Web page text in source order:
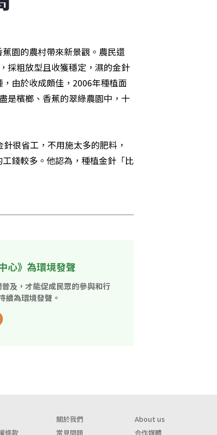
園的農村帶來新景觀。農民還
採粗放型且收獲穩定，濕的金針
由於收成頗佳，2006年種植面
是檳榔、香蕉的翠綠農園中，十
很省工，不用施太多的肥料，
錢較多。他認為，種植金針「比
心》為環境發聲
及，才能促成民眾的參與和行
續為環境發聲。
關於我們
About us
條款
常見問題 合作媒體